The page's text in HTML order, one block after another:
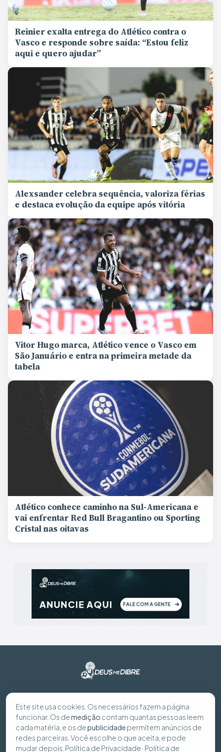
Reinier exalta entrega do Atlético contra o
Vasco e responde sobre saída: “Estou feliz
aqui e quero ajudar”
Alexsander celebra sequência, valoriza férias
e destaca evolução da equipe após vitória
Vitor Hugo marca, Atlético vence o Vasco em
São Januário e entra na primeira metade da
tabela
Atlético conhece caminho na Sul-Americana e
vai enfrentar Red Bull Bragantino ou Sporting
Cristal nas oitavas
Preferências de cookies
Política de Privacidade Política de Cookies Seus dados
Este site usa cookies. Os necessários fazem a página
funcionar. Os demedição contam quantas pessoas leem
cada matéria, e os depublicidade permitem anúncios de
redes parceiras. Você escolhe o que aceita, e pode
mudar depois. Política de Privacidade · Política de